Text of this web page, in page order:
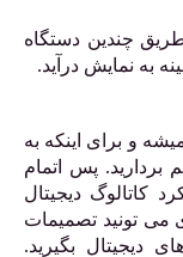
چندین دستگاه
به نمایش درآید.
و برای اینکه به
بردارید. پس اتمام
کاتالوگ دیجیتال
می تونید تصمیمات
دیجیتال بگیرید.